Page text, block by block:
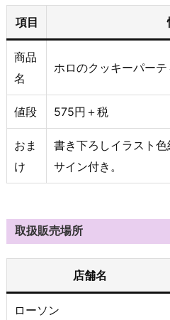
項目
商品
名
ホロのクッキーパーテ
値段 575円＋税
おま
け
書き下ろしイラスト
サイン付き。
取扱販売場所
店舗名
ローソン